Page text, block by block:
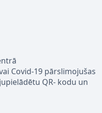
Covid-19 pārslimojušas
QR- kodu un